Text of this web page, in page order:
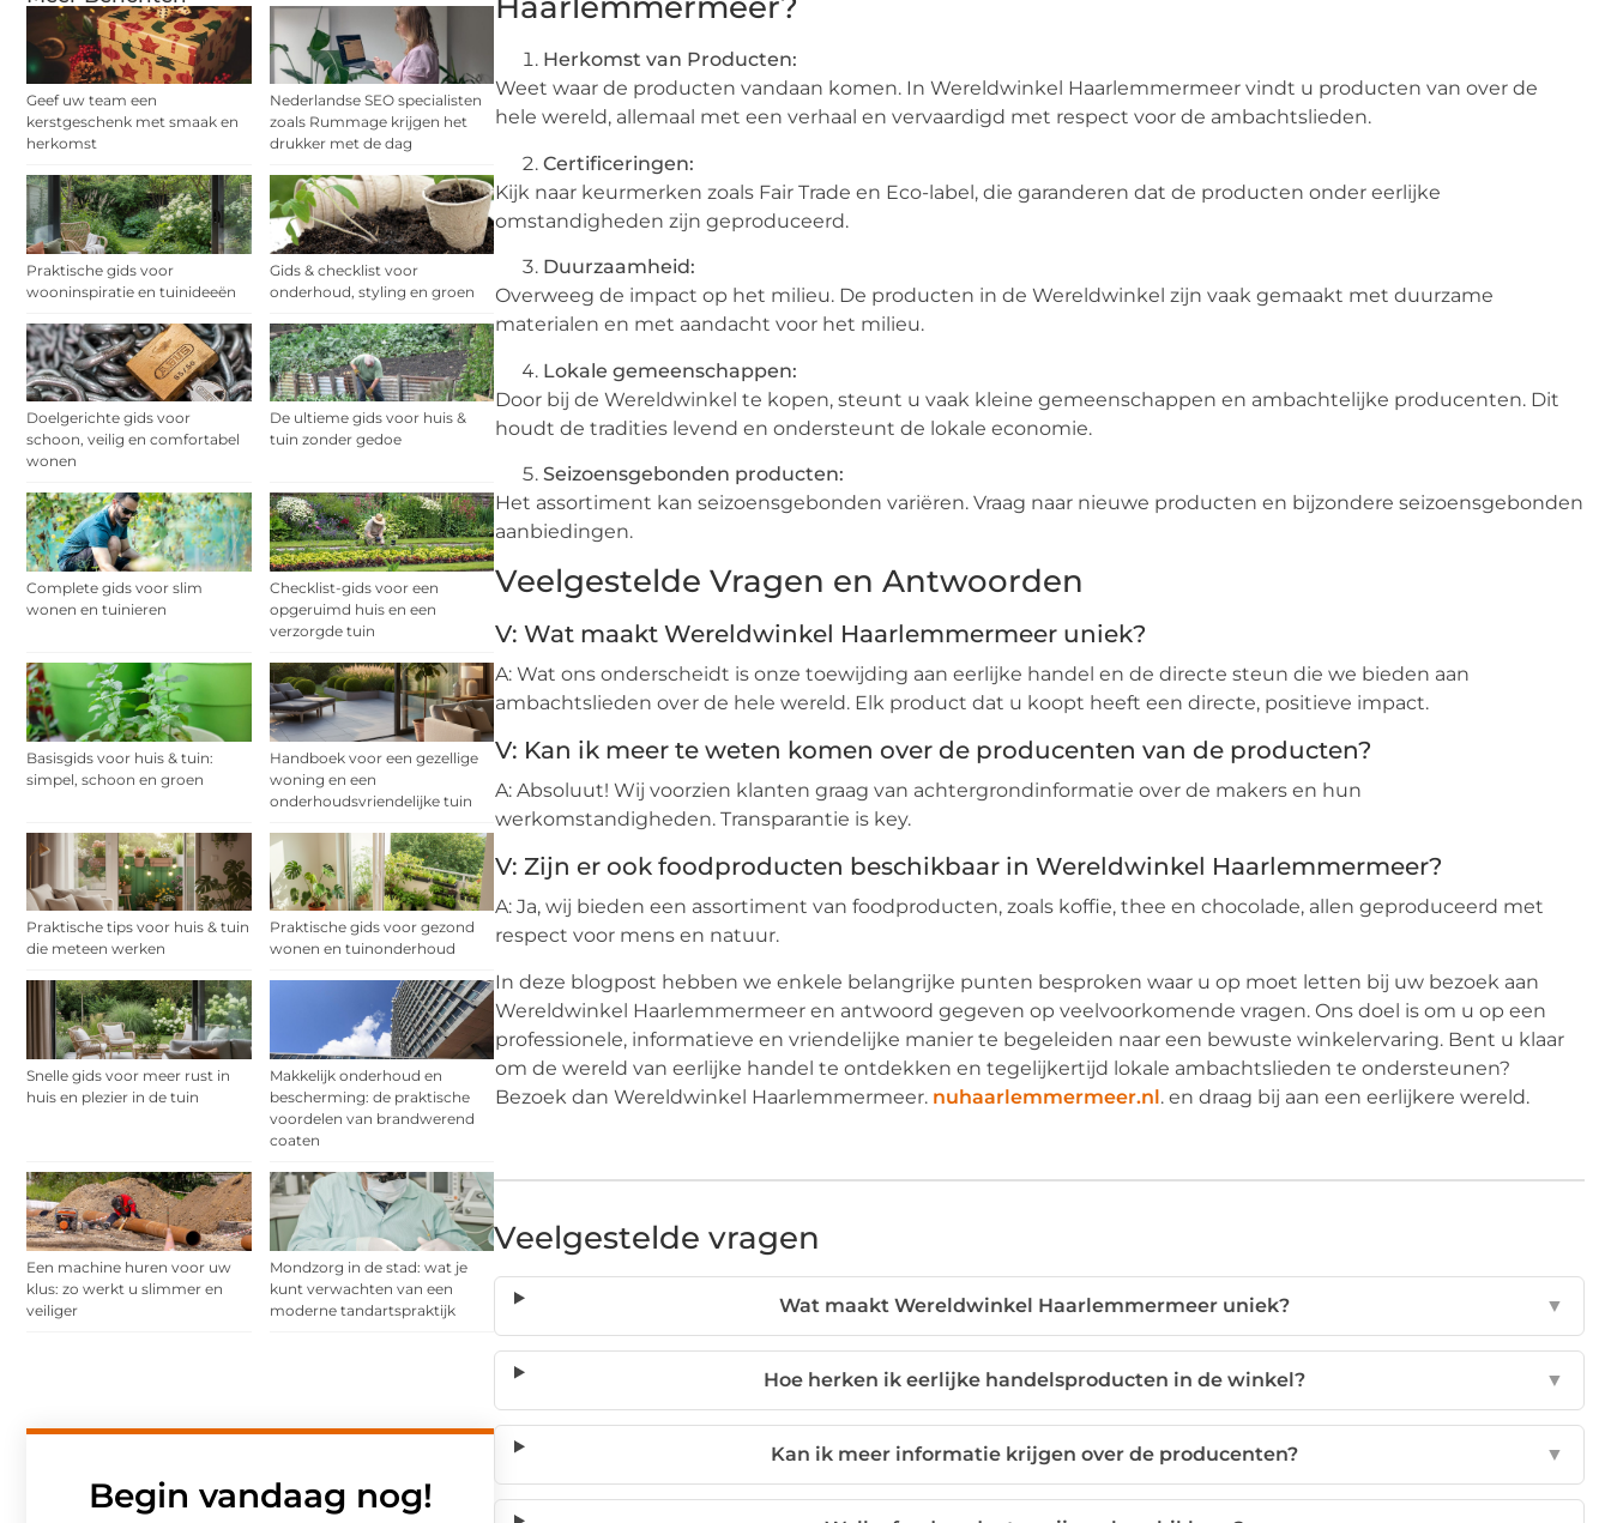
Geef uw team een
kerstgeschenk met smaak en
herkomst
Nederlandse SEO specialisten
zoals Rummage krijgen het
drukker met de dag
Praktische gids voor
wooninspiratie en tuinideeën
Gids & checklist voor
onderhoud, styling en groen
Doelgerichte gids voor
schoon, veilig en comfortabel
wonen
De ultieme gids voor huis &
tuin zonder gedoe
Complete gids voor slim
wonen en tuinieren
Checklist-gids voor een
opgeruimd huis en een
verzorgde tuin
Basisgids voor huis & tuin:
simpel, schoon en groen
Handboek voor een gezellige
woning en een
onderhoudsvriendelijke tuin
Praktische tips voor huis & tuin
die meteen werken
Praktische gids voor gezond
wonen en tuinonderhoud
Snelle gids voor meer rust in
huis en plezier in de tuin
Makkelijk onderhoud en
bescherming: de praktische
voordelen van brandwerend
coaten
Een machine huren voor uw
klus: zo werkt u slimmer en
veiliger
Mondzorg in de stad: wat je
kunt verwachten van een
moderne tandartspraktijk
Begin vandaag nog!
Herkomst van Producten:
Weet waar de producten vandaan komen. In Wereldwinkel Haarlemmermeer vindt u producten van over de
hele wereld, allemaal met een verhaal en vervaardigd met respect voor de ambachtslieden.
Certificeringen:
Kijk naar keurmerken zoals Fair Trade en Eco-label, die garanderen dat de producten onder eerlijke
omstandigheden zijn geproduceerd.
Duurzaamheid:
Overweeg de impact op het milieu. De producten in de Wereldwinkel zijn vaak gemaakt met duurzame
materialen en met aandacht voor het milieu.
Lokale gemeenschappen:
Door bij de Wereldwinkel te kopen, steunt u vaak kleine gemeenschappen en ambachtelijke producenten. Dit
houdt de tradities levend en ondersteunt de lokale economie.
Seizoensgebonden producten:
Het assortiment kan seizoensgebonden variëren. Vraag naar nieuwe producten en bijzondere seizoensgebonden
aanbiedingen.
Veelgestelde Vragen en Antwoorden
V: Wat maakt Wereldwinkel Haarlemmermeer uniek?
A: Wat ons onderscheidt is onze toewijding aan eerlijke handel en de directe steun die we bieden aan
ambachtslieden over de hele wereld. Elk product dat u koopt heeft een directe, positieve impact.
V: Kan ik meer te weten komen over de producenten van de producten?
A: Absoluut! Wij voorzien klanten graag van achtergrondinformatie over de makers en hun
werkomstandigheden. Transparantie is key.
V: Zijn er ook foodproducten beschikbaar in Wereldwinkel Haarlemmermeer?
A: Ja, wij bieden een assortiment van foodproducten, zoals koffie, thee en chocolade, allen geproduceerd met
respect voor mens en natuur.
In deze blogpost hebben we enkele belangrijke punten besproken waar u op moet letten bij uw bezoek aan
Wereldwinkel Haarlemmermeer en antwoord gegeven op veelvoorkomende vragen. Ons doel is om u op een
professionele, informatieve en vriendelijke manier te begeleiden naar een bewuste winkelervaring. Bent u klaar
om de wereld van eerlijke handel te ontdekken en tegelijkertijd lokale ambachtslieden te ondersteunen?
Bezoek dan Wereldwinkel Haarlemmermeer. nuhaarlemmermeer.nl. en draag bij aan een eerlijkere wereld.
Veelgestelde vragen
Wat maakt Wereldwinkel Haarlemmermeer uniek? ▼
Hoe herken ik eerlijke handelsproducten in de winkel? ▼
Kan ik meer informatie krijgen over de producenten? ▼